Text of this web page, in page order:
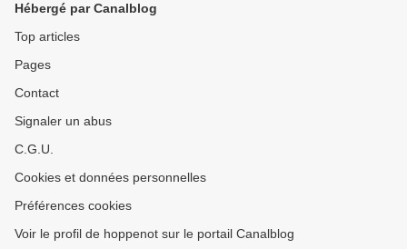
Hébergé par Canalblog
Top articles
Pages
Contact
Signaler un abus
C.G.U.
Cookies et données personnelles
Préférences cookies
Voir le profil de hoppenot sur le portail Canalblog